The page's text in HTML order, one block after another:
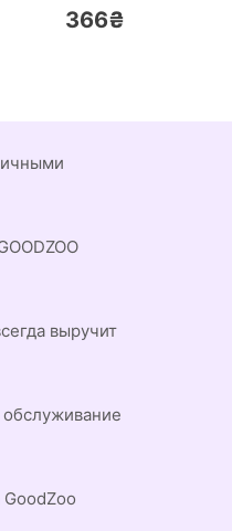
366₴
выручит